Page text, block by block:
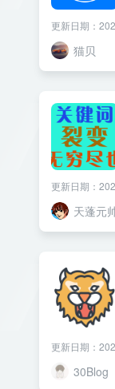
更新日期：
猫贝
更新日期：
天蓬元
更新日期：
30Blog